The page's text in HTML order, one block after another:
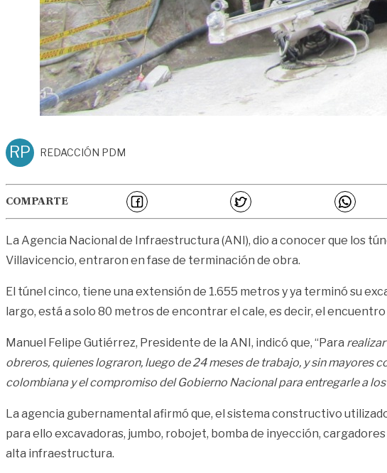
RP REDACCIÓN PDM
COMPARTE
La Agencia Nacional de Infraestructura (ANI), dio a conocer que los
Villavicencio, entraron en fase de terminación de obra.
El túnel cinco, tiene una extensión de 1.655 metros y ya terminó su
largo, está a solo 80 metros de encontrar el cale, es decir, el
Manuel Felipe Gutiérrez, Presidente de la ANI, indicó que, “Para
obreros, quienes lograron, luego de 24 meses de trabajo, y sin
colombiana y el compromiso del Gobierno Nacional para entregarle a
La agencia gubernamental afirmó que, el sistema constructivo
para ello excavadoras, jumbo, robojet, bomba de inyección,
alta infraestructura.